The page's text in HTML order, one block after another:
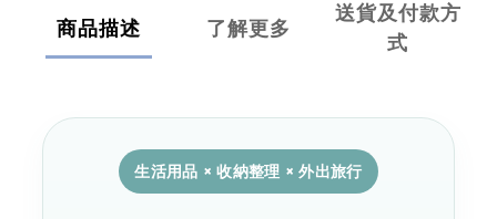
商品描述 了解更多
送貨及付款方
式
生活用品 × 收納整理 × 外出旅行